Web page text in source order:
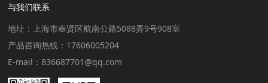
与我们联系
地址：上海市奉贤区航南公路5088弄9号908室
产品咨询热线：17606005204
E-mail：836687701@qq.com